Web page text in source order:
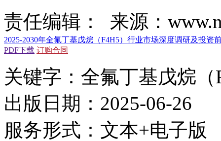
责任编辑： 来源：
2025-2030年全氟丁基戊烷（F4H5）行业市场深度调研及投资
PDF下载 订购合同
关键字：全氟丁基戊烷（
出版日期：2025-06-26
服务形式：文本+电子版